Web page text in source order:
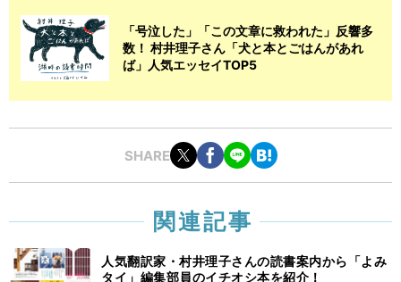
「号泣した」「この文章に救われた」反響多
数！ 村井理子さん「犬と本とごはんがあれ
ば」人気エッセイTOP5
SHARE
関連記事
人気翻訳家・村井理子さんの読書案内から「よみ
タイ」編集部員のイチオシ本を紹介！